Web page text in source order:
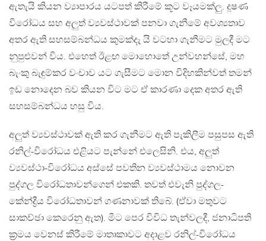
ඇතැයි කියන ව්‍යාපාරය යටපත් කිරීමේ කූට වෑයමක්ලු. දූෂණ
විරෝධය සහ අලුත් ව්‍යවස්ථාවක් පනවා ගැනීමේ අවශ්‍යතාව
අතර ඇති සහසම්බන්ධය කුමක්දැ යි වටහා ගැනීමට මුලදී මට
නුපුළුවන් විය. එහෙත් ඊළඟ මොහොතේ උන්වහන්සේ, මහ
බැංකු බැඳුම්කර වංචාව යට ගැසීමට මොන විදිහකින්වත් තමන්
ඉඩ නොදෙන බව කියන විට මට ඒ කාරණා දෙක අතර ඇති
සහසම්බන්ධය හසු විය.
අලුත් ව්‍යවස්ථාවක් ඇති කර ගැනීමට ඇති පැකිලීම පසුපස ඇති
රනිල්-විරෝධය එළියට පැන්නේ එලෙසිනි. එය, අලුත්
ව්‍යවස්ථා-විරෝධය අස්සේ පවතින ව්‍යවස්ථාමය නොවන
පුද්ගල විරෝධතාවන්ගෙන් එකකි. තවත් එවැනි පුද්ගල-
කේන්ද්‍රීය විරෝධතාවන් ගණනාවක් තිබේ. (ඒවා මතුවට
සාකච්ඡා කෙරෙනු ඇත). මීට පෙර විවිධ තැන්වලදී, ජනාධිපති
ක්‍රමය වෙනස් කිරීමේ මාතෘකාවට අදාළව රනිල්-විරෝධය